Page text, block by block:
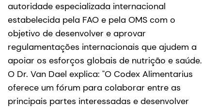
autoridade especializada internacional
estabelecida pela FAO e pela OMS com o
objetivo de desenvolver e aprovar
regulamentações internacionais que ajudem a
apoiar os esforços globais de nutrição e saúde.
O Dr. Van Dael explica: "O Codex Alimentarius
oferece um fórum para colaborar entre as
principais partes interessadas e desenvolver